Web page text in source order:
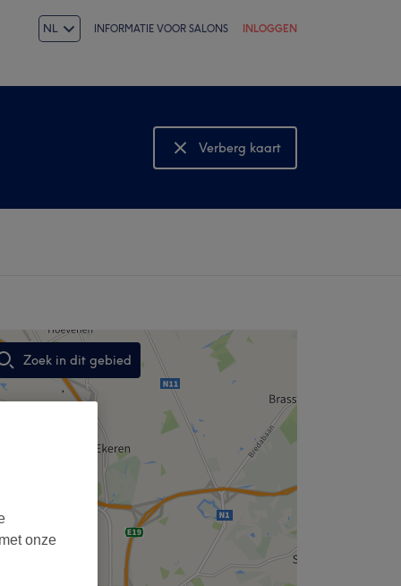
NL INFORMATIE VOOR SALONS INLOGGEN
Verberg kaart
Bekijk kaart
Zoek in dit gebied
,
onze